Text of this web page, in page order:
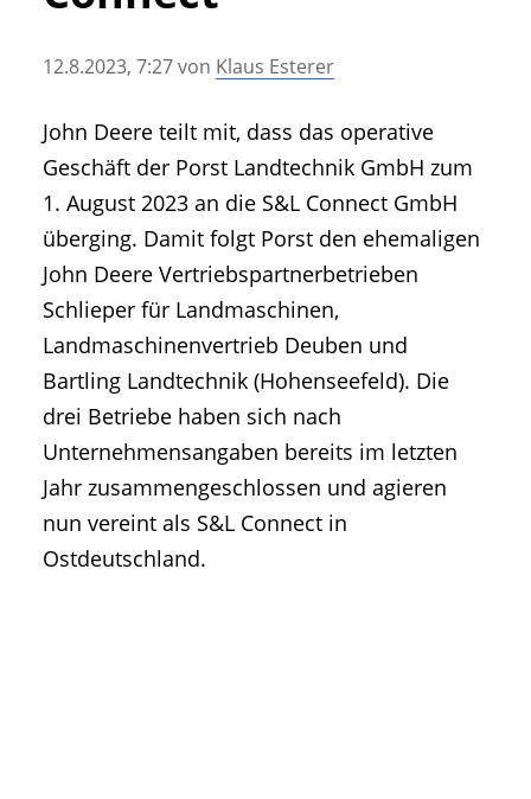
• Messen und Veranstaltungen
• Agritechnica Neuheiten Archiv
• Artikel nach Hersteller/Marke
12.8.2023, 7:27von Klaus Esterer
John Deere teilt mit, dass das operative
Geschäft der Porst Landtechnik GmbH zum
1. August 2023 an die S&L Connect GmbH
überging. Damit folgt Porst den ehemaligen
John Deere Vertriebspartnerbetrieben
Schlieper für Landmaschinen,
Landmaschinenvertrieb Deuben und
Bartling Landtechnik (Hohenseefeld). Die
drei Betriebe haben sich nach
Unternehmensangaben bereits im letzten
Jahr zusammengeschlossen und agieren
nun vereint als S&L Connect in
Ostdeutschland.